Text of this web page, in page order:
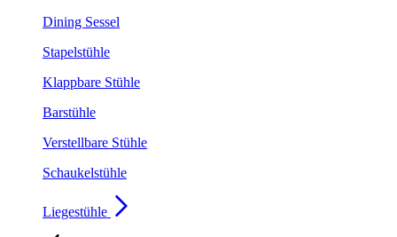
Dining Sessel
Stapelstühle
Klappbare Stühle
Barstühle
Verstellbare Stühle
Schaukelstühle
Liegestühle